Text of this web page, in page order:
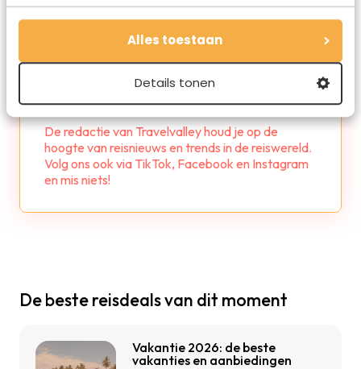
Alles toestaan
Details tonen
Redactie Travelvalley
De redactie van Travelvalley houd je op de
hoogte van reisnieuws en trends in de reiswereld.
Volg ons ook via TikTok, Facebook en Instagram
en mis niets!
De beste reisdeals van dit moment
Vakantie 2026: de beste
vakanties en aanbiedingen